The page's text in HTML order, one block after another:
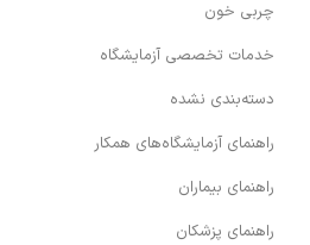
چربی خون
خدمات تخصصی آزمایشگاه
دسته‌بندی نشده
راهنمای آزمایشگاه‌های همکار
راهنمای بیماران
راهنمای پزشکان